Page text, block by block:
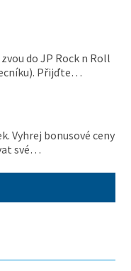
do JP Rock n Roll
Přijďte…
Vyhrej bonusové ceny
své…